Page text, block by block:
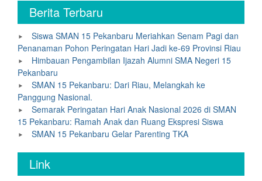
Berita Terbaru
Siswa SMAN 15 Pekanbaru Meriahkan Senam Pagi dan
Penanaman Pohon Peringatan Hari Jadi ke-69 Provinsi Riau
Himbauan Pengambilan Ijazah Alumni SMA Negeri 15
Pekanbaru
SMAN 15 Pekanbaru: Dari Riau, Melangkah ke
Panggung Nasional.
Semarak Peringatan Hari Anak Nasional 2026 di SMAN
15 Pekanbaru: Ramah Anak dan Ruang Ekspresi Siswa
SMAN 15 Pekanbaru Gelar Parenting TKA
Link